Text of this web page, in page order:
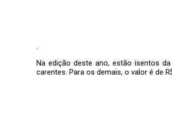
.
Na edição deste ano, estão isentos
carentes. Para os demais, o valor é de